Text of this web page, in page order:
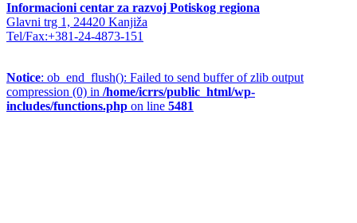
Informacioni centar za razvoj Potiskog regiona
Glavni trg 1, 24420 Kanjiža
Tel/Fax:+381-24-4873-151
Notice: ob_end_flush(): Failed to send buffer of zlib output
compression (0) in /home/icrrs/public_html/wp-
includes/functions.php on line 5481